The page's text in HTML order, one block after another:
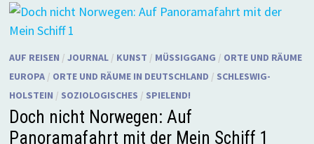
AUF REISEN / JOURNAL/ KUNST / MÜSSIGGANG / ORTE UND RÄUME
EUROPA/ ORTE UND RÄUME IN DEUTSCHLAND / SCHLESWIG-
HOLSTEIN / SOZIOLOGISCHES / SPIELEND!
Doch nicht Norwegen: Auf
Panoramafahrt mit der Mein Schiff 1